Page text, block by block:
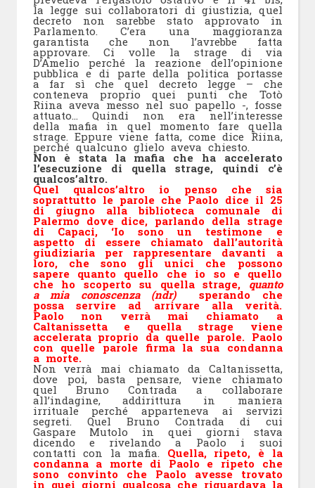
la legge sui collaboratori di giustizia, quel
decreto non sarebbe stato approvato in
Parlamento. C’era una maggioranza
garantista che non l’avrebbe fatta
approvare. Ci volle la strage di via
D’Amelio perché la reazione dell’opinione
pubblica e di parte della politica portasse
a far sì che quel decreto legge – che
conteneva proprio quei punti che Totò
Riina aveva messo nel suo papello -, fosse
attuato… Quindi non era nell’interesse
della mafia in quel momento fare quella
strage. Eppure viene fatta, come dice Riina,
perché qualcuno glielo aveva chiesto.
Non è stata la mafia che ha accelerato
l’esecuzione di quella strage, quindi c’è
qualcos’altro.
Quel qualcos’altro io penso che sia
soprattutto le parole che Paolo dice il 25
di giugno alla biblioteca comunale di
Palermo dove dice, parlando della strage
di Capaci, ‘Io sono un testimone e
aspetto di essere chiamato dall’autorità
giudiziaria per rappresentare davanti a
loro, che sono gli unici che possono
sapere quanto quello che io so e quello
che ho scoperto su quella strage, quanto
a mia conoscenza (ndr) sperando che
possa servire ad arrivare alla verità.
Paolo non verrà mai chiamato a
Caltanissetta e quella strage viene
accelerata proprio da quelle parole. Paolo
con quelle parole firma la sua condanna
a morte.
Non verrà mai chiamato da Caltanissetta,
dove poi, basta pensare, viene chiamato
quel Bruno Contrada a collaborare
all’indagine, addirittura in maniera
irrituale perché apparteneva ai servizi
segreti. Quel Bruno Contrada di cui
Gaspare Mutolo in quei giorni stava
dicendo e rivelando a Paolo i suoi
contatti con la mafia. Quella, ripeto, è la
condanna a morte di Paolo e ripeto che
sono convinto che Paolo avesse trovato
in quei giorni qualcosa che riguardava la